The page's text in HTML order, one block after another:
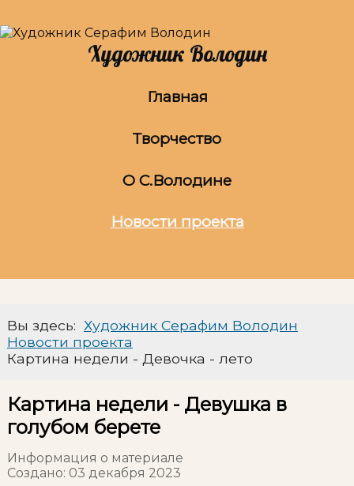
Художник Володин
Главная
Творчество
О С.Володине
Новости проекта
Вы здесь: Художник Серафим Володин
Новости проекта
Картина недели - Девочка - лето
Картина недели - Девушка в
голубом берете
Информация о материале
Создано: 03 декабря 2023